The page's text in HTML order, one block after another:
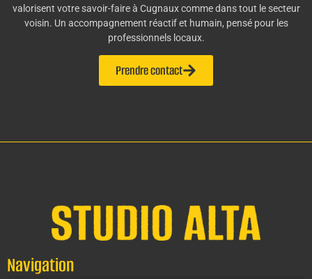
valorisent votre savoir-faire à Cugnaux comme dans tout le secteur
voisin. Un accompagnement réactif et humain, pensé pour les
professionnels locaux.
Prendre contact
Navigation